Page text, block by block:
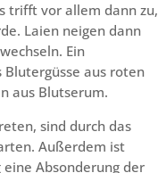
trifft vor allem dann zu,
Laien neigen dann
Ein
aus roten
aus Blutserum.
sind durch das
Außerdem ist
Absonderung der